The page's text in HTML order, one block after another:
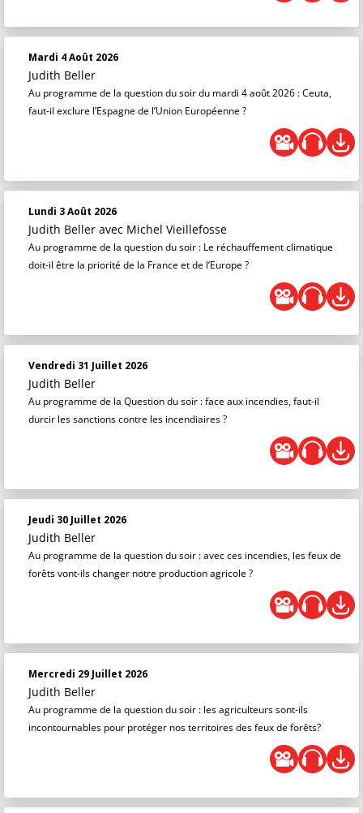
Mardi 4 Août 2026
Judith Beller
Au programme de la question du soir du mardi 4 août 2026 : Ceuta,
faut-il exclure l’Espagne de l’Union Européenne ?
Lundi 3 Août 2026
Judith Beller avec Michel Vieillefosse
Au programme de la question du soir : Le réchauffement climatique
doit-il être la priorité de la France et de l’Europe ?
Vendredi 31 Juillet 2026
Judith Beller
Au programme de la Question du soir : face aux incendies, faut-il
durcir les sanctions contre les incendiaires ?
Jeudi 30 Juillet 2026
Judith Beller
Au programme de la question du soir : avec ces incendies, les feux de
forêts vont-ils changer notre production agricole ?
Mercredi 29 Juillet 2026
Judith Beller
Au programme de la question du soir : les agriculteurs sont-ils
incontournables pour protéger nos territoires des feux de forêts?